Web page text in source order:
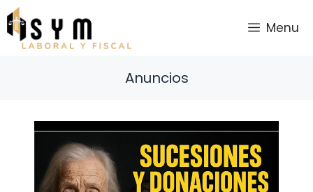
Saltar
al
contenido
Menu
Anuncios